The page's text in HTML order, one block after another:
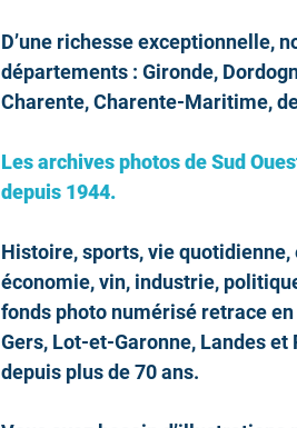
D’une richesse exceptionnelle,
départements : Gironde,
Charente, Charente-Maritime,
Les archives photos de Sud
depuis 1944.
Histoire, sports, vie
économie, vin, industrie,
fonds photo numérisé retrace
Gers, Lot-et-Garonne, Landes
depuis plus de 70 ans.